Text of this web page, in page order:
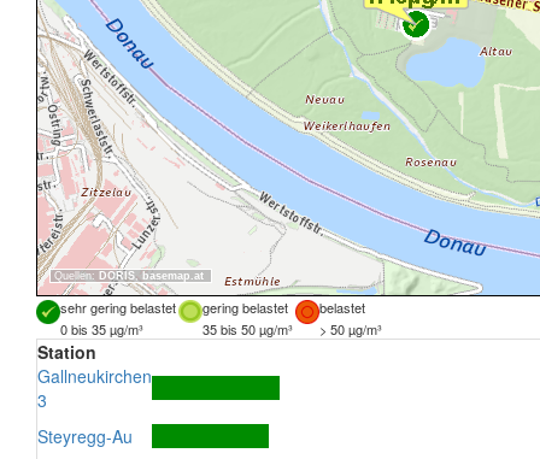
Quellen: DORIS, basemap.at
sehr gering belastet gering belastet
belastet
0 bis 35 µg/m³
35 bis 50 µg/m³ > 50 µg/m³
Station
Gallneukirchen
3
Steyregg-Au